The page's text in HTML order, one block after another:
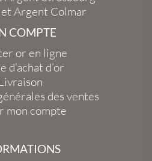
Argent Colmar
COMPTE
or en ligne
d’achat d’or
Livraison
des ventes
mon compte